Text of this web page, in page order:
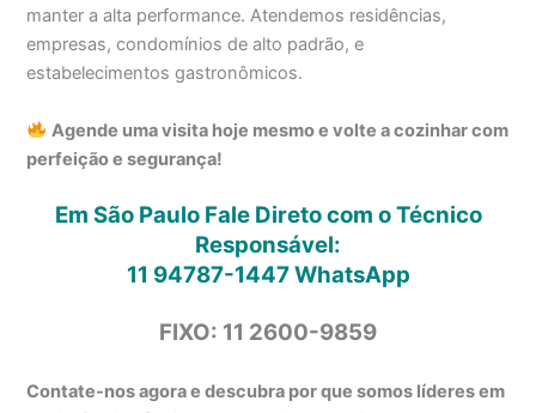
manter a alta performance. Atendemos residências,
empresas, condomínios de alto padrão, e
estabelecimentos gastronômicos.
Agende uma visita hoje mesmo e volte a cozinhar com
perfeição e segurança!
Em São Paulo Fale Direto com o Técnico
Responsável:
11 94787-1447WhatsApp
FIXO: 11 2600-9859
Contate-nos agora e descubra por que somos líderes em